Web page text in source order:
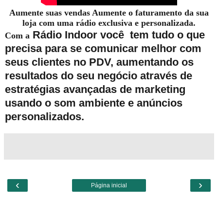
Aumente suas vendas Aumente o faturamento da sua
loja com uma rádio exclusiva e personalizada.
Com a Rádio Indoor você tem tudo o que
precisa para se comunicar melhor com
seus clientes no PDV, aumentando os
resultados do seu negócio através de
estratégias avançadas de marketing
usando o som ambiente e anúncios
personalizados.
‹ ›
Página inicial